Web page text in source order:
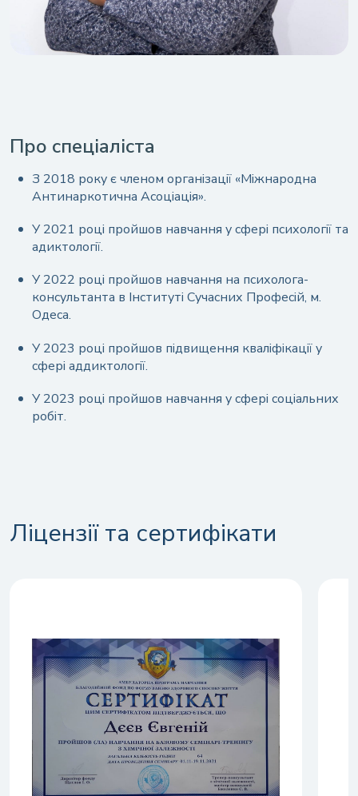
Про спеціаліста
З 2018 року є членом організації «Міжнародна
Антинаркотична Асоціація».
У 2021 році пройшов навчання у сфері психології та
адиктології.
У 2022 році пройшов навчання на психолога-
консультанта в Інституті Сучасних Професій, м.
Одеса.
У 2023 році пройшов підвищення кваліфікації у
сфері аддиктології.
У 2023 році пройшов навчання у сфері соціальних
робіт.
Ліцензії та сертифікати